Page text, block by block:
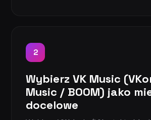
2
Wybierz VK Music
Music / BOOM) jako
docelowe